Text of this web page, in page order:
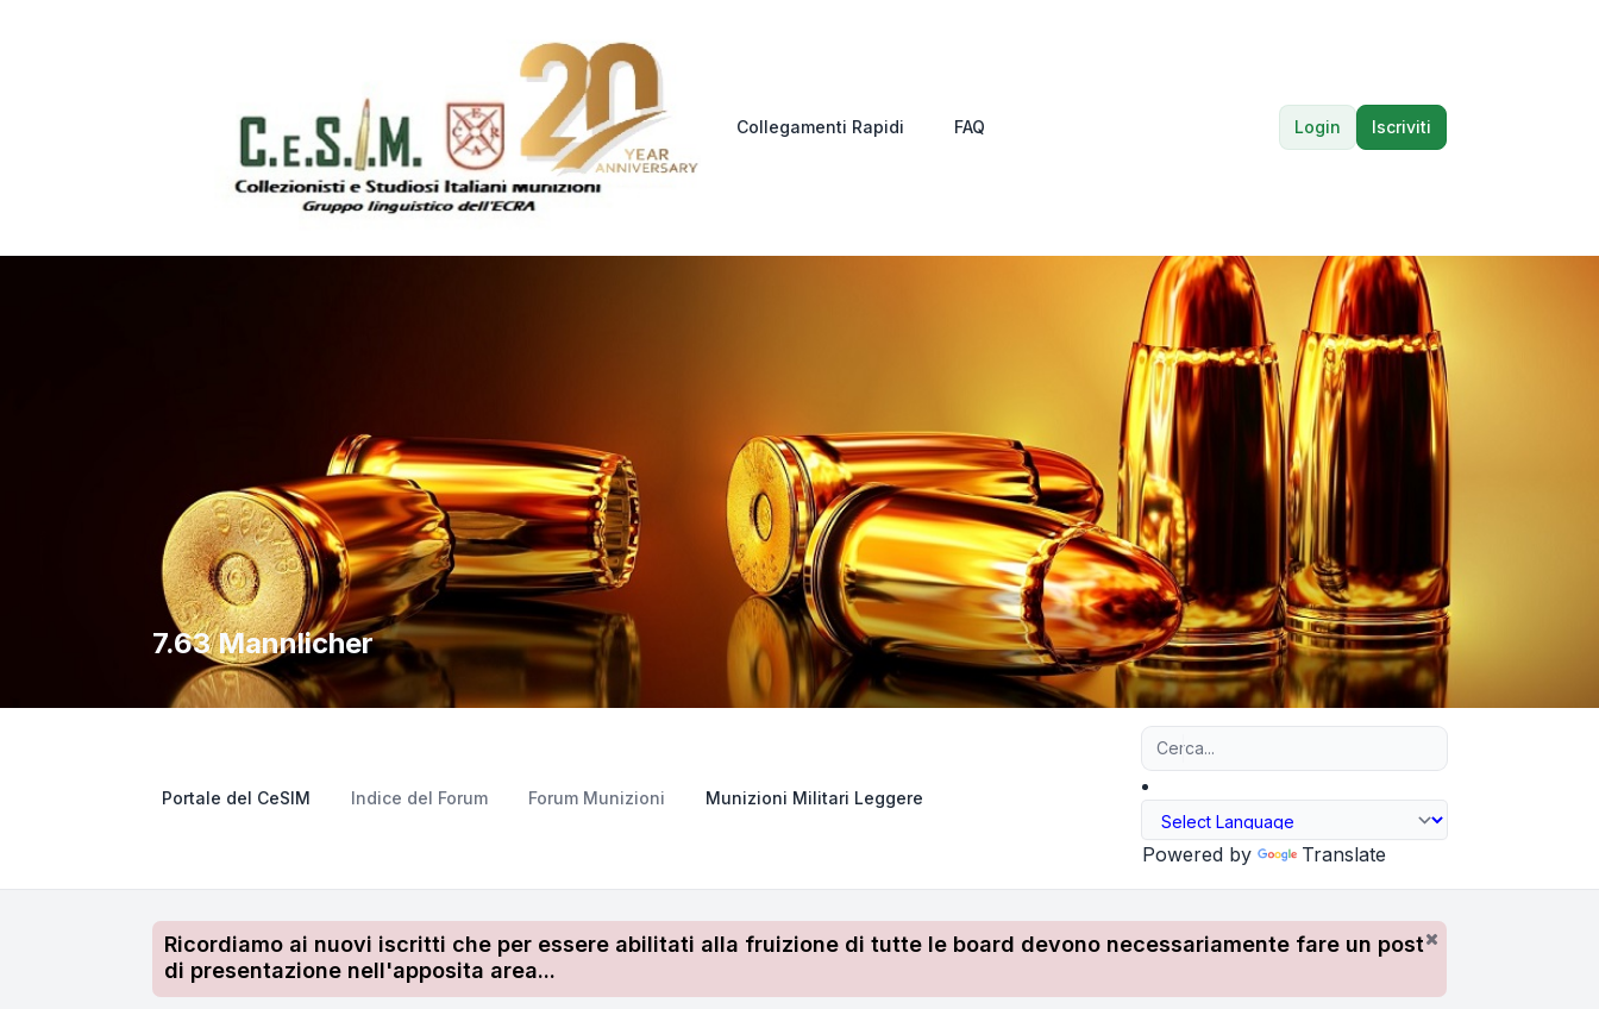
Collegamenti Rapidi FAQ Login Iscriviti
7.63 Mannlicher
Portale del CeSIM Indice del Forum Forum Munizioni Munizioni Militari Leggere
Powered by Translate
Ricordiamo ai nuovi iscritti che per essere abilitati alla fruizione di tutte le board devono necessariamente fare un post
di presentazione nell'apposita area...